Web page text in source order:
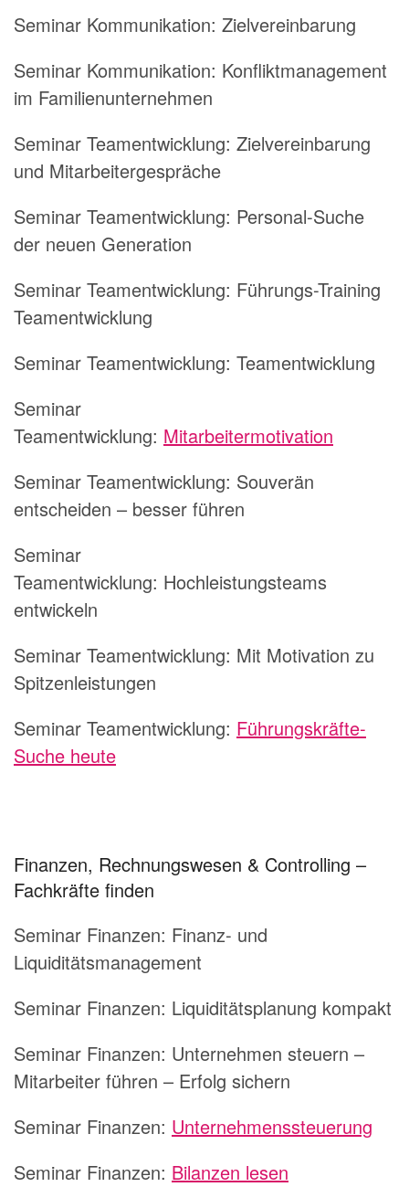
Seminar Kommunikation: Zielvereinbarung
Seminar Kommunikation: Konfliktmanagement
im Familienunternehmen
Seminar Teamentwicklung: Zielvereinbarung
und Mitarbeitergespräche
Seminar Teamentwicklung: Personal-Suche
der neuen Generation
Seminar Teamentwicklung: Führungs-Training
Teamentwicklung
Seminar Teamentwicklung: Teamentwicklung
Seminar
Teamentwicklung: Mitarbeitermotivation
Seminar Teamentwicklung: Souverän
entscheiden – besser führen
Seminar
Teamentwicklung: Hochleistungsteams
entwickeln
Seminar Teamentwicklung: Mit Motivation zu
Spitzenleistungen
Seminar Teamentwicklung: Führungskräfte-
Suche heute
Finanzen, Rechnungswesen & Controlling –
Fachkräfte finden
Seminar Finanzen: Finanz- und
Liquiditätsmanagement
Seminar Finanzen: Liquiditätsplanung kompakt
Seminar Finanzen: Unternehmen steuern –
Mitarbeiter führen – Erfolg sichern
Seminar Finanzen: Unternehmenssteuerung
Seminar Finanzen: Bilanzen lesen